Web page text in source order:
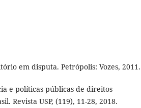
em disputa. Petrópolis: Vozes, 2011.
e políticas públicas de direitos
Revista USP, (119), 11-28, 2018.